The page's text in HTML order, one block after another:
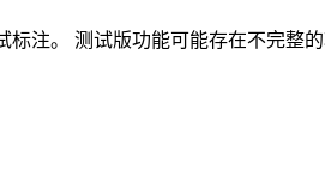
注。 测试版功能可能存在不完整